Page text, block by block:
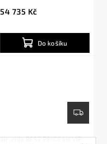
54 735 Kč
Do košíku
air-ride BEST PRICE kit VIP